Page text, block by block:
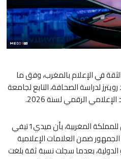
مؤشر الثقة في الإعلام بالمغرب، وفق ما
لدراسة الصحافة، التابع لجامعة
الرقمي لسنة 2026.
وأفاد التقرير، في فصله المخصص للمملكة المغربية، بأن ميدي1تيفي
ضمن العلامات الإعلامية
الدولية، بعدما سجلت نسبة ثقة بلغت